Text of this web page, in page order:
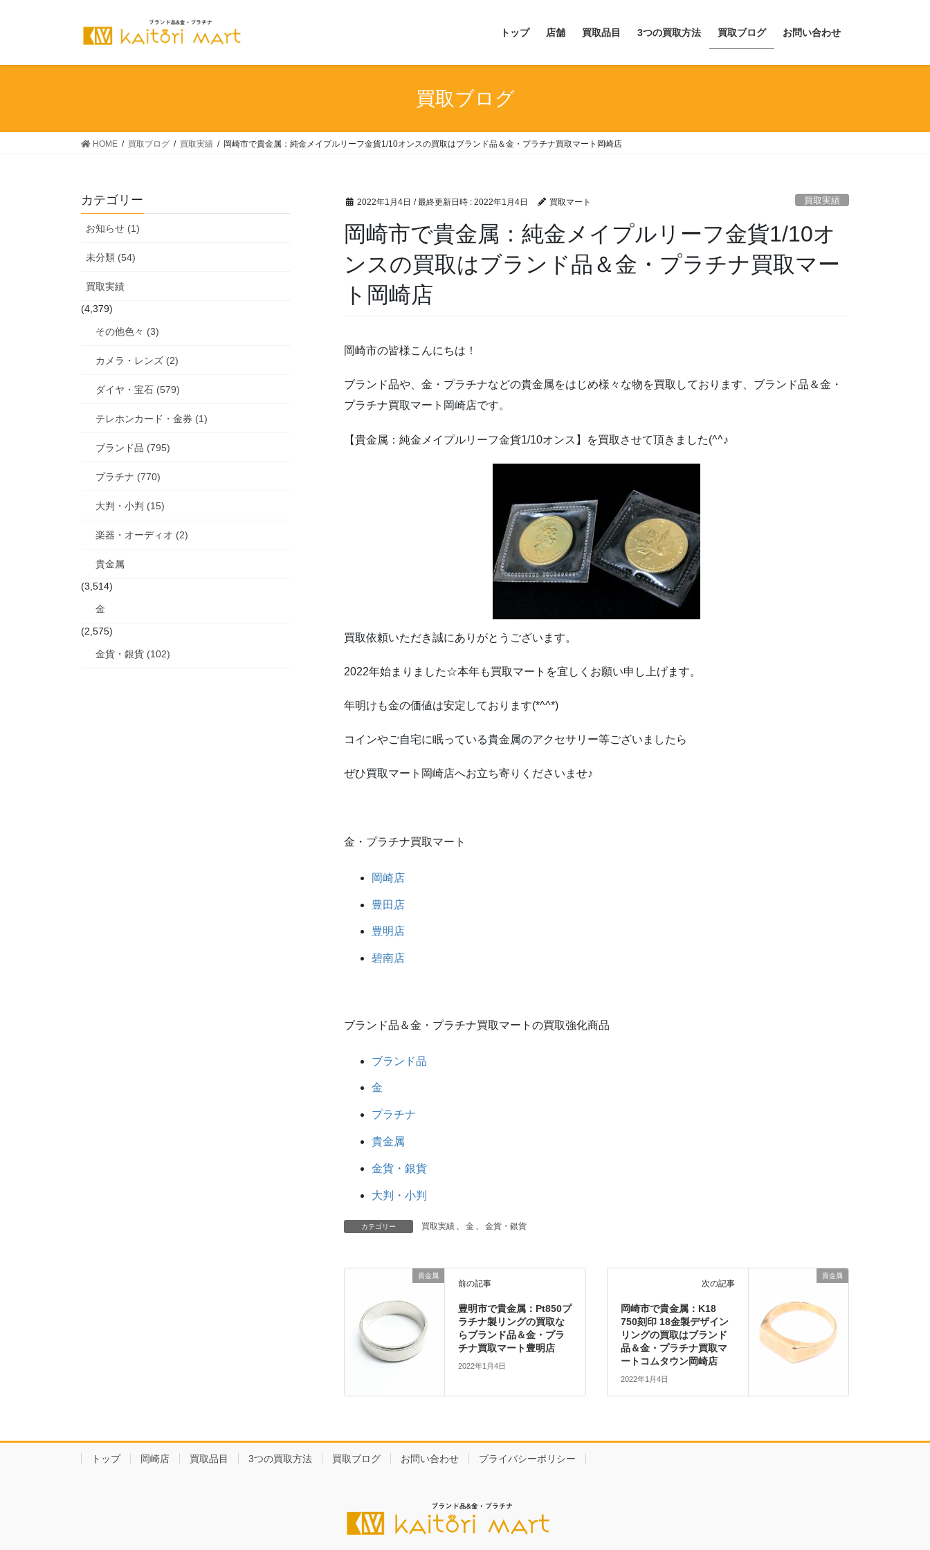
トップ 店舗 買取品目 3つの買取方法 買取ブログ お問い合わせ
買取ブログ
HOME 買取ブログ 買取実績 岡崎市で貴金属：純金メイプルリーフ金貨1/10オンスの買取はブランド品＆金・プラチナ買取マート岡崎店
2022年1月4日 / 最終更新日時 : 2022年1月4日 買取マート 買取実績
岡崎市で貴金属：純金メイプルリーフ金貨1/10オ
ンスの買取はブランド品＆金・プラチナ買取マー
ト岡崎店
岡崎市の皆様こんにちは！
ブランド品や、金・プラチナなどの貴金属をはじめ様々な物を買取しております、ブランド品＆金・
プラチナ買取マート岡崎店です。
【貴金属：純金メイプルリーフ金貨1/10オンス】を買取させて頂きました(^^♪
買取依頼いただき誠にありがとうございます。
2022年始まりました☆本年も買取マートを宜しくお願い申し上げます。
年明けも金の価値は安定しております(*^^*)
コインやご自宅に眠っている貴金属のアクセサリー等ございましたら
ぜひ買取マート岡崎店へお立ち寄りくださいませ♪
金・プラチナ買取マート
岡崎店
豊田店
豊明店
碧南店
ブランド品＆金・プラチナ買取マートの買取強化商品
ブランド品
金
プラチナ
貴金属
金貨・銀貨
大判・小判
カテゴリー 買取実績 金 金貨・銀貨
貴金属
前の記事
豊明市で貴金属：Pt850プ
ラチナ製リングの買取な
らブランド品＆金・プラ
チナ買取マート豊明店
2022年1月4日
貴金属
次の記事
岡崎市で貴金属：K18
750刻印 18金製デザイン
リングの買取はブランド
品＆金・プラチナ買取マ
ートコムタウン岡崎店
2022年1月4日
カテゴリー
お知らせ (1)
未分類 (54)
買取実績
(4,379)
その他色々 (3)
カメラ・レンズ (2)
ダイヤ・宝石 (579)
テレホンカード・金券 (1)
ブランド品 (795)
プラチナ (770)
大判・小判 (15)
楽器・オーディオ (2)
貴金属
(3,514)
金
(2,575)
金貨・銀貨 (102)
トップ 岡崎店 買取品目 3つの買取方法 買取ブログ お問い合わせ プライバシーポリシー